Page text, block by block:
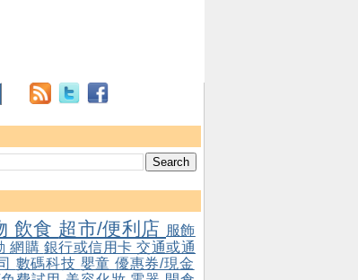
飲食 超市/便利店 服飾
網購 銀行或信用卡 交通或通
數碼科技 嬰童 優惠券/現金